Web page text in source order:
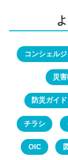
コンシェルジ
災
防災ガイ
チラシ
OIC